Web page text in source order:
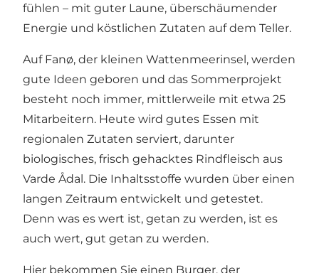
fühlen – mit guter Laune, überschäumender
Energie und köstlichen Zutaten auf dem Teller.
Auf Fanø, der kleinen Wattenmeerinsel, werden
gute Ideen geboren und das Sommerprojekt
besteht noch immer, mittlerweile mit etwa 25
Mitarbeitern. Heute wird gutes Essen mit
regionalen Zutaten serviert, darunter
biologisches, frisch gehacktes Rindfleisch aus
Varde Ådal. Die Inhaltsstoffe wurden über einen
langen Zeitraum entwickelt und getestet.
Denn was es wert ist, getan zu werden, ist es
auch wert, gut getan zu werden.
Hier bekommen Sie einen Burger, der